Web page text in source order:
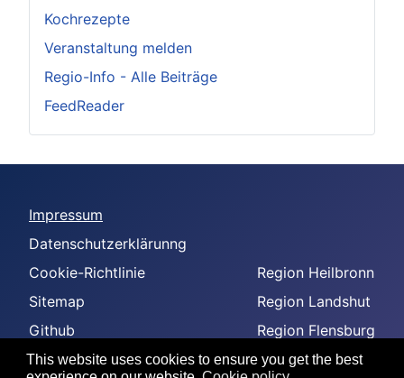
This website uses cookies to ensure you get the best
Kochrezepte
Veranstaltung melden
Regio-Info - Alle Beiträge
FeedReader
Impressum
Datenschutzerklärunng
Cookie-Richtlinie
Sitemap
Github
-
Region Heilbronn
Region Landshut
Region Flensburg
Region Amberg